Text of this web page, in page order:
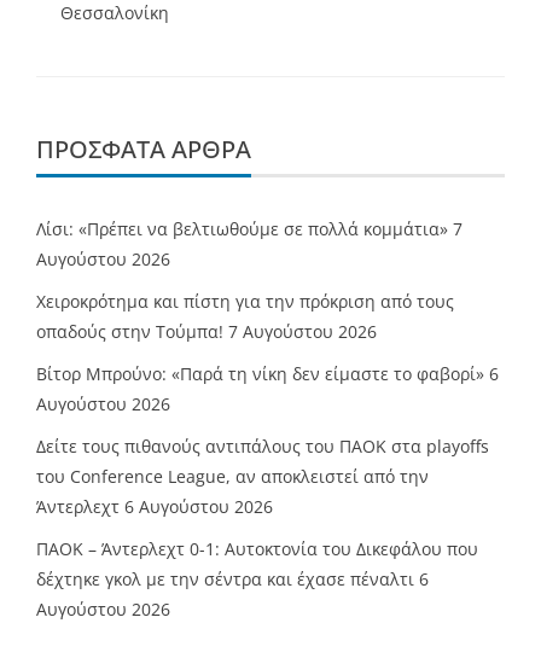
Θεσσαλονίκη
ΠΡΌΣΦΑΤΑ ΆΡΘΡΑ
Λίσι: «Πρέπει να βελτιωθούμε σε πολλά κομμάτια» 7
Αυγούστου 2026
Χειροκρότημα και πίστη για την πρόκριση από τους
οπαδούς στην Τούμπα! 7 Αυγούστου 2026
Βίτορ Μπρούνο: «Παρά τη νίκη δεν είμαστε το φαβορί» 6
Αυγούστου 2026
Δείτε τους πιθανούς αντιπάλους του ΠΑΟΚ στα playoffs
του Conference League, αν αποκλειστεί από την
Άντερλεχτ 6 Αυγούστου 2026
ΠΑΟΚ – Άντερλεχτ 0-1: Αυτοκτονία του Δικεφάλου που
δέχτηκε γκολ με την σέντρα και έχασε πέναλτι 6
Αυγούστου 2026